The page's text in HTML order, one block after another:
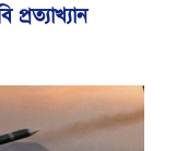
প্রত্যাখ্যান